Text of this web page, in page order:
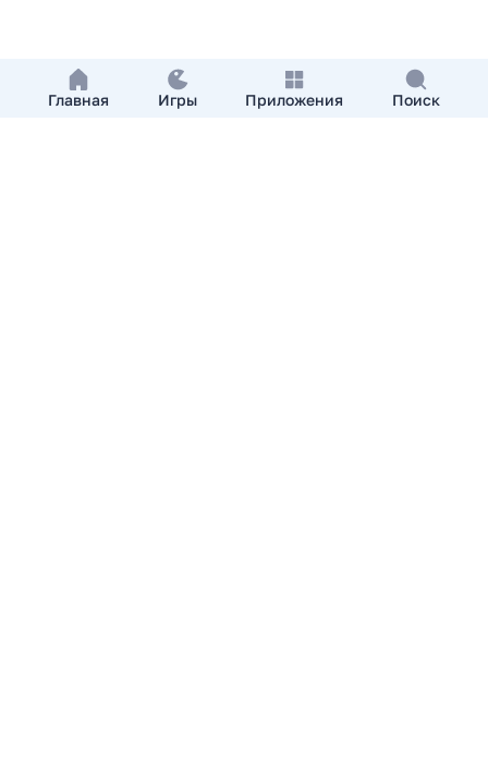
Главная Игры Приложения Поиск